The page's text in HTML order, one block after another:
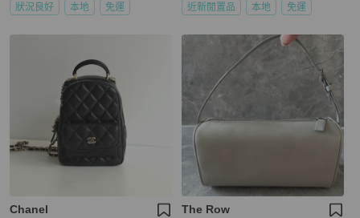
狀況良好 本地 免運 近新閒置品 本地 免運
Chanel The Row